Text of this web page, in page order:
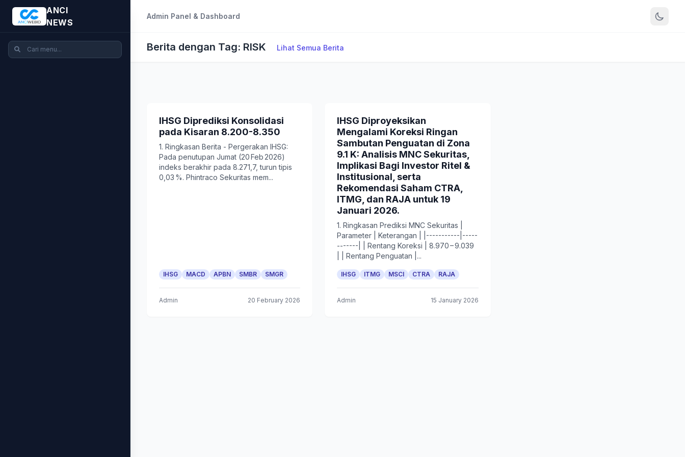
ANCI
NEWS
Admin Panel & Dashboard
Berita dengan Tag: RISK Lihat Semua Berita
IHSG Diprediksi Konsolidasi
pada Kisaran 8.200-8.350
1. Ringkasan Berita - Pergerakan IHSG:
Pada penutupan Jumat (20 Feb 2026)
indeks berakhir pada 8.271,7, turun tipis
0,03 %. Phintraco Sekuritas mem...
IHSG MACD APBN SMBR SMGR
Admin 20 February 2026
IHSG Diproyeksikan
Mengalami Koreksi Ringan
Sambutan Penguatan di Zona
9.1 K: Analisis MNC Sekuritas,
Implikasi Bagi Investor Ritel &
Institusional, serta
Rekomendasi Saham CTRA,
ITMG, dan RAJA untuk 19
Januari 2026.
1. Ringkasan Prediksi MNC Sekuritas |
Parameter | Keterangan | |-----------|-----
-------| | Rentang Koreksi | 8.970 – 9.039
| | Rentang Penguatan |...
IHSG ITMG MSCI CTRA RAJA
Admin 15 January 2026